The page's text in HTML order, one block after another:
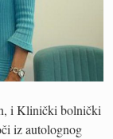
i Klinički bolnički
iz autolognog